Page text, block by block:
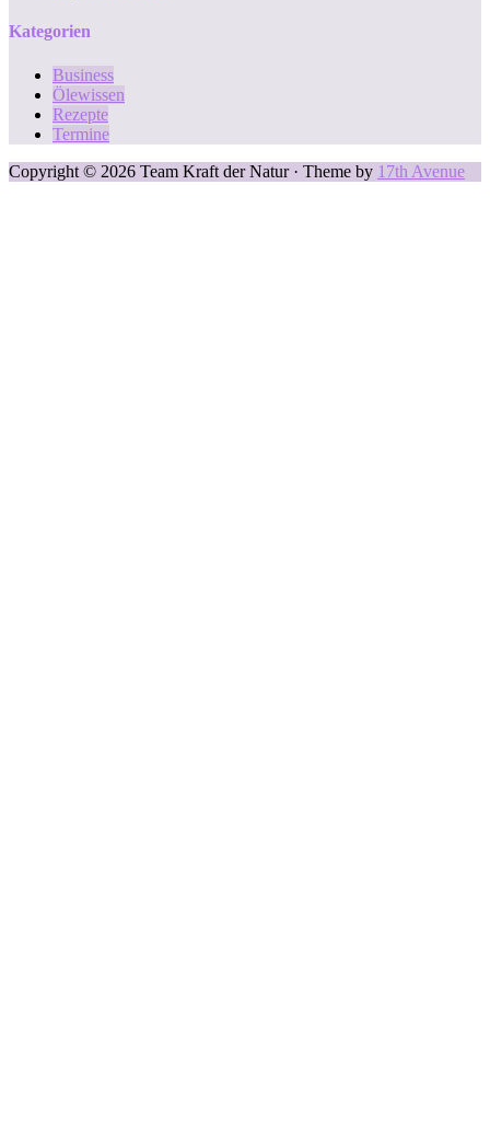
Kategorien
Business
Ölewissen
Rezepte
Termine
Copyright © 2026 Team Kraft der Natur · Theme by 17th Avenue